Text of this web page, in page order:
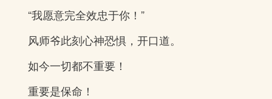
“我愿意完全效忠于你！”
风师爷此刻心神恐惧，开口道。
如今一切都不重要！
重要是保命！